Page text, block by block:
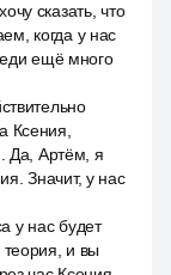
сказать, что
когда у нас
ещё много
Ксения,
Да, Артём, я
Значит, у нас
у нас будет
и вы